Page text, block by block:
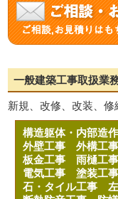
一般建築工事取扱業
新規、改修、改装、修
構造躯体・内部
外壁工事外構
板金工事雨樋
電気工事塗装工
石・タイル工事